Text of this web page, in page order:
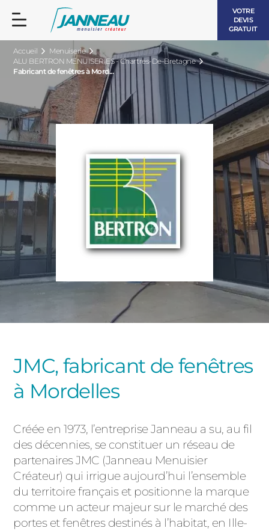
VOTRE
DEVIS
GRATUIT
Accueil
Menuiserie
ALU BERTRON MENUISERIES - Chartres-De-Bretagne
Fabricant de fenêtres à Mord...
JMC, fabricant de fenêtres
à Mordelles
Créée en 1973, l’entreprise Janneau a su, au fil
des décennies, se constituer un réseau de
partenaires JMC (Janneau Menuisier
Créateur) qui irrigue aujourd’hui l’ensemble
du territoire français et positionne la marque
comme un acteur majeur sur le marché des
portes et fenêtres destinés à l’habitat, en Ille-
FENÊTRES ET PORTES-FENÊTRES
PVC
ALUMINIUM
BAIES VITRÉES
PORTES D’ENTRÉELES INTEMPORELLES
LES LUMINEUSES
VOLETS ROULANTS
PERGOLAS
PORTAILS ET PORTILLONS